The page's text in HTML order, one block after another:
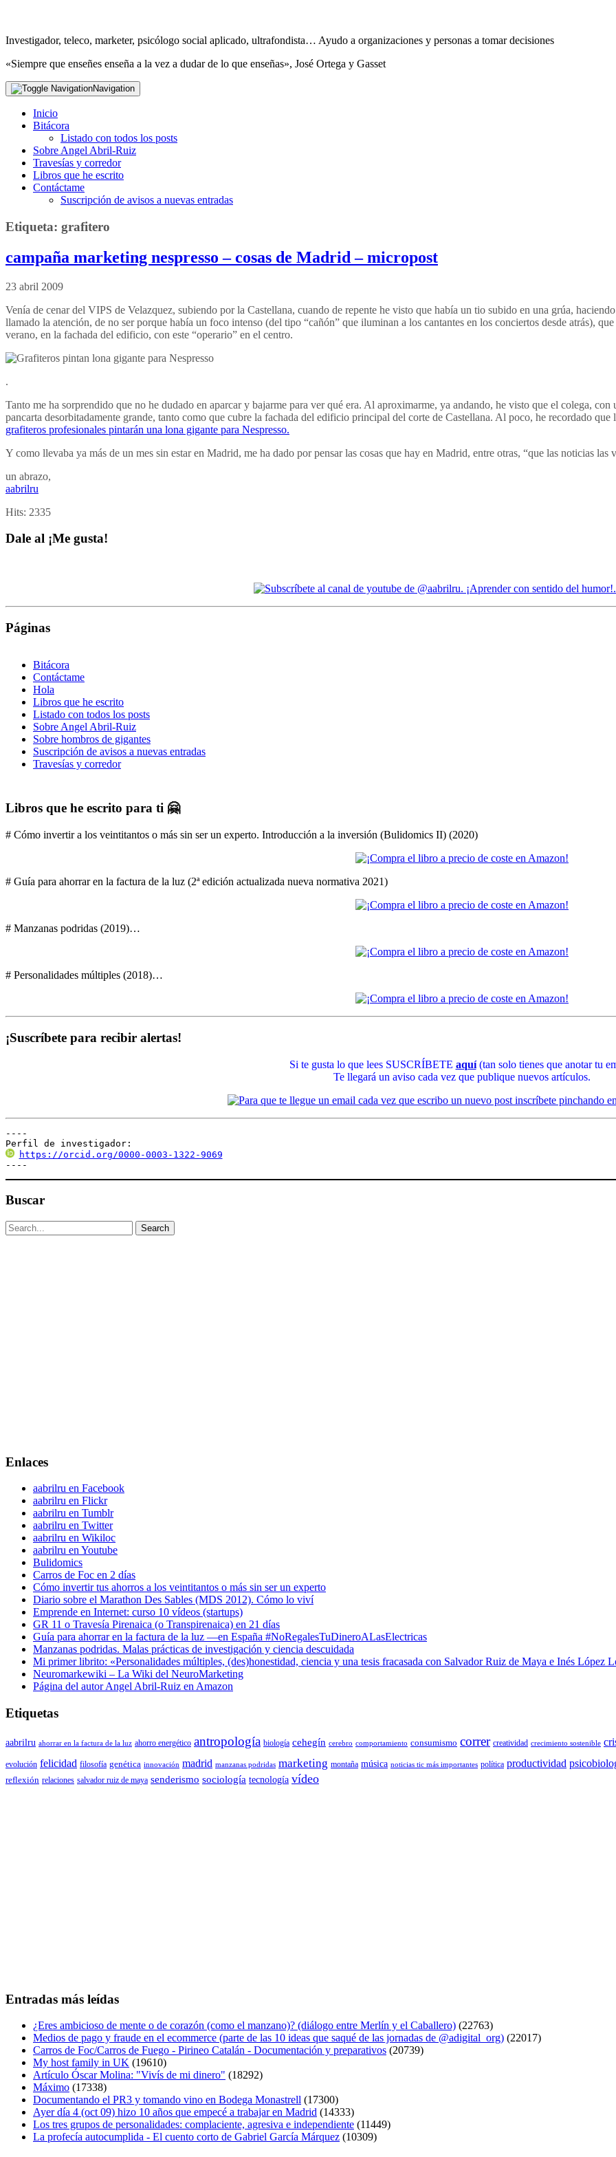
Investigador, teleco, marketer, psicólogo social aplicado, ultrafondista… Ayudo a organizaciones y personas a tomar decisiones
«Siempre que enseñes enseña a la vez a dudar de lo que enseñas», José Ortega y Gasset
Navigation
Inicio
Bitácora
Listado con todos los posts
Sobre Angel Abril-Ruiz
Travesías y corredor
Libros que he escrito
Contáctame
Suscripción de avisos a nuevas entradas
Etiqueta: grafitero
campaña marketing nespresso – cosas de Madrid – micropost
23 abril 2009
Venía de cenar del VIPS de Velazquez, subiendo por la Castellana, cuando de repente he visto que había un tio subido en una grúa,
llamado la atención, de no ser porque había un foco intenso (del tipo “cañón” que iluminan a los cantantes en los conciertos desde atrás),
verano, en la fachada del edificio, con este “operario” en el centro.
.
Tanto me ha sorprendido que no he dudado en aparcar y bajarme para ver qué era. Al aproximarme, ya andando, he visto que el colega,
pancarta desorbitadamente grande, tanto como que cubre la fachada del edificio principal del corte de Castellana. Al poco, he recordado
grafiteros profesionales pintarán una lona gigante para Nespresso.
Y como llevaba ya más de un mes sin estar en Madrid, me ha dado por pensar las cosas que hay en Madrid, entre otras, “que las noticias
un abrazo,
aabrilru
Hits: 2335
Dale al ¡Me gusta!
Páginas
Bitácora
Contáctame
Hola
Libros que he escrito
Listado con todos los posts
Sobre Angel Abril-Ruiz
Sobre hombros de gigantes
Suscripción de avisos a nuevas entradas
Travesías y corredor
Libros que he escrito para ti 🤗
# Cómo invertir a los veintitantos o más sin ser un experto. Introducción a la inversión (Bulidomics II) (2020)
# Guía para ahorrar en la factura de la luz (2ª edición actualizada nueva normativa 2021)
# Manzanas podridas (2019)…
# Personalidades múltiples (2018)…
¡Suscríbete para recibir alertas!
Si te gusta lo que lees SUSCRÍBETE aquí(tan solo tienes que anotar tu
Te llegará un aviso cada vez que publique nuevos artículos.
----
Perfil de investigador:
https://orcid.org/0000-0003-1322-9069
----
Buscar
Enlaces
aabrilru en Facebook
aabrilru en Flickr
aabrilru en Tumblr
aabrilru en Twitter
aabrilru en Wikiloc
aabrilru en Youtube
Bulidomics
Carros de Foc en 2 días
Cómo invertir tus ahorros a los veintitantos o más sin ser un experto
Diario sobre el Marathon Des Sables (MDS 2012). Cómo lo viví
Emprende en Internet: curso 10 vídeos (startups)
GR 11 o Travesía Pirenaica (o Transpirenaica) en 21 días
Guía para ahorrar en la factura de la luz —en España #NoRegalesTuDineroALasElectricas
Manzanas podridas. Malas prácticas de investigación y ciencia descuidada
Mi primer librito: «Personalidades múltiples, (des)honestidad, ciencia y una tesis fracasada con Salvador Ruiz de Maya e Inés López
Neuromarkewiki – La Wiki del NeuroMarketing
Página del autor Angel Abril-Ruiz en Amazon
Etiquetas
aabrilru ahorrar en la factura de la luz ahorro energético antropología biología cehegín cerebro comportamiento consumismo correr creatividad crecimiento sostenible
evolución felicidad filosofía genética innovación madrid manzanas podridas marketing montaña música noticias tic más importantes política productividad
reflexión relaciones salvador ruiz de maya senderismo sociología tecnología vídeo
Entradas más leídas
¿Eres ambicioso de mente o de corazón (como el manzano)? (diálogo entre Merlín y el Caballero) (22763)
Medios de pago y fraude en el ecommerce (parte de las 10 ideas que saqué de las jornadas de @adigital_org) (22017)
Carros de Foc/Carros de Fuego - Pirineo Catalán - Documentación y preparativos (20739)
My host family in UK (19610)
Artículo Óscar Molina: "Vivís de mi dinero" (18292)
Máximo (17338)
Documentando el PR3 y tomando vino en Bodega Monastrell (17300)
Ayer día 4 (oct 09) hizo 10 años que empecé a trabajar en Madrid (14333)
Los tres grupos de personalidades: complaciente, agresiva e independiente (11449)
La profecía autocumplida - El cuento corto de Gabriel García Márquez (10309)